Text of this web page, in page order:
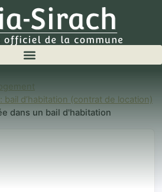
bail d’habitation (contrat de location)
dans un bail d'habitation
lieux
dans